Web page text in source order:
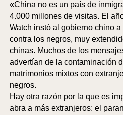
«China no es un país de
4.000 millones de visitas. El
Watch instó al gobierno chino
contra los negros, muy
chinas. Muchos de los
advertían de la contaminación
matrimonios mixtos con
negros.
Hay otra razón por la que es
abra a más extranjeros: el